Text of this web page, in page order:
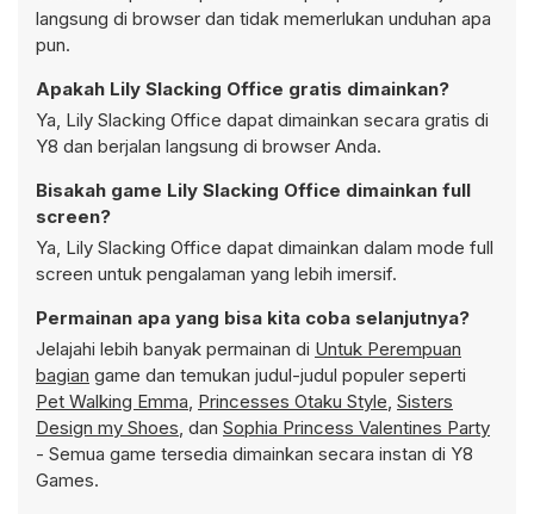
langsung di browser dan tidak memerlukan unduhan apa
pun.
Apakah Lily Slacking Office gratis dimainkan?
Ya, Lily Slacking Office dapat dimainkan secara gratis di
Y8 dan berjalan langsung di browser Anda.
Bisakah game Lily Slacking Office dimainkan full
screen?
Ya, Lily Slacking Office dapat dimainkan dalam mode full
screen untuk pengalaman yang lebih imersif.
Permainan apa yang bisa kita coba selanjutnya?
Jelajahi lebih banyak permainan di Untuk Perempuan
bagian game dan temukan judul-judul populer seperti
Pet Walking Emma, Princesses Otaku Style, Sisters
Design my Shoes, dan Sophia Princess Valentines Party
- Semua game tersedia dimainkan secara instan di Y8
Games.